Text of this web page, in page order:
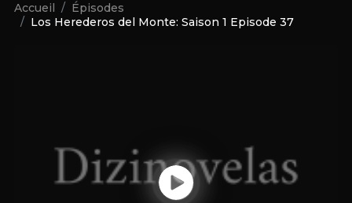
Accueil
Épisodes
Los Herederos del Monte: Saison 1 Episode 37